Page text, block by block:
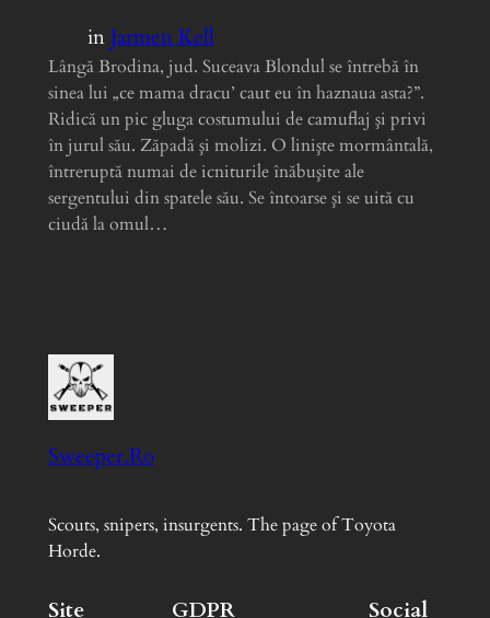
inJarmen Kell
Lângă Brodina, jud. Suceava Blondul se întrebă în
sinea lui „ce mama dracu’ caut eu în haznaua asta?”.
Ridică un pic gluga costumului de camuflaj şi privi
în jurul său. Zăpadă şi molizi. O linişte mormântală,
întreruptă numai de icniturile înăbuşite ale
sergentului din spatele său. Se întoarse şi se uită cu
ciudă la omul…
Sweeper.Ro
Scouts, snipers, insurgents. The page of Toyota
Horde.
Site GDPR Social